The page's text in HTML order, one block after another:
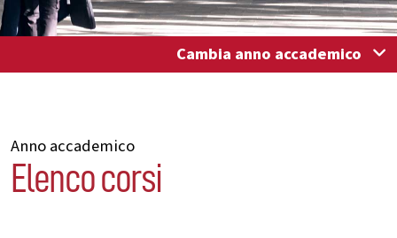
Cambia anno accademico
Anno accademico
Elenco corsi